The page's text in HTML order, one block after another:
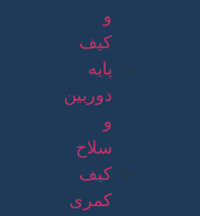
و
کیف
پایه
دوربین
و
سلاح
کیف
کمری